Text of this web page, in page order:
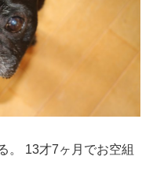
。 13才7ヶ月でお空組